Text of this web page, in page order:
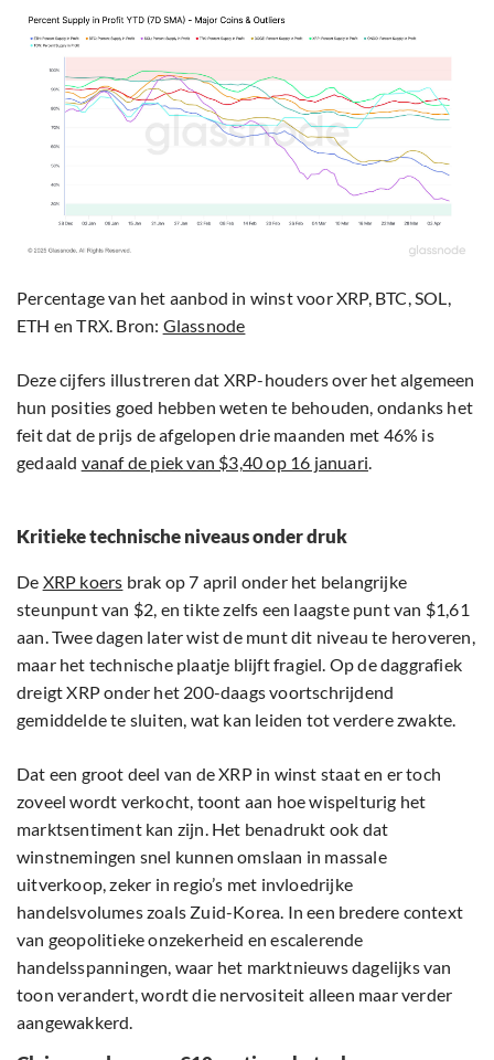
Percentage van het aanbod in winst voor XRP, BTC, SOL,
ETH en TRX. Bron: Glassnode
Deze cijfers illustreren dat XRP-houders over het algemeen
hun posities goed hebben weten te behouden, ondanks het
feit dat de prijs de afgelopen drie maanden met 46% is
gedaald vanaf de piek van $3,40 op 16 januari.
Kritieke technische niveaus onder druk
De XRP koers brak op 7 april onder het belangrijke
steunpunt van $2, en tikte zelfs een laagste punt van $1,61
aan. Twee dagen later wist de munt dit niveau te heroveren,
maar het technische plaatje blijft fragiel. Op de daggrafiek
dreigt XRP onder het 200-daags voortschrijdend
gemiddelde te sluiten, wat kan leiden tot verdere zwakte.
Dat een groot deel van de XRP in winst staat en er toch
zoveel wordt verkocht, toont aan hoe wispelturig het
marktsentiment kan zijn. Het benadrukt ook dat
winstnemingen snel kunnen omslaan in massale
uitverkoop, zeker in regio’s met invloedrijke
handelsvolumes zoals Zuid-Korea. In een bredere context
van geopolitieke onzekerheid en escalerende
handelsspanningen, waar het marktnieuws dagelijks van
toon verandert, wordt die nervositeit alleen maar verder
aangewakkerd.